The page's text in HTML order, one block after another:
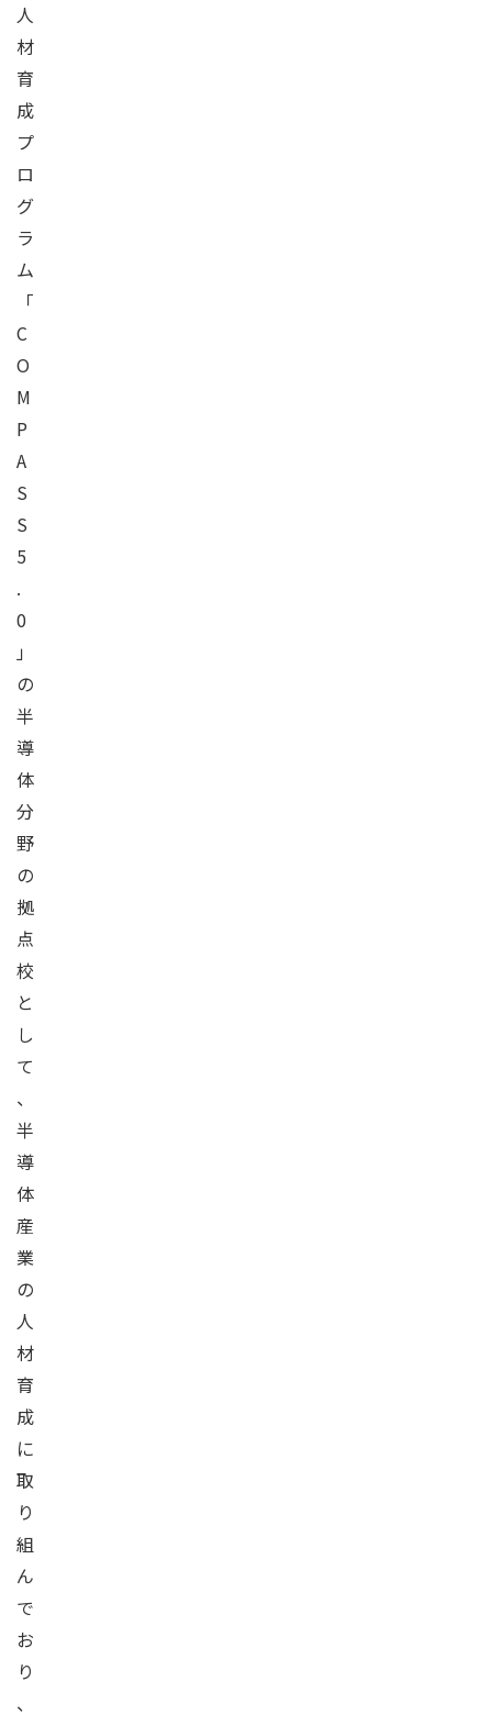
人
材
育
成
プ
ロ
グ
ラ
ム
「
C
O
M
P
A
S
S
5
.
0
」
の
半
導
体
分
野
の
拠
点
校
と
し
て
、
半
導
体
産
業
の
人
材
育
成
に
取
り
組
ん
で
お
り
、